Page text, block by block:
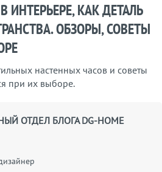
ИНТЕРЬЕРЕ, КАК ДЕТАЛЬ
ОБЗОРЫ, СОВЕТЫ
настенных часов и советы
при их выборе.
ОТДЕЛ БЛОГА DG-HOME